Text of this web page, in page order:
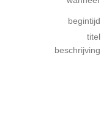
begintijd
titel
beschrijving